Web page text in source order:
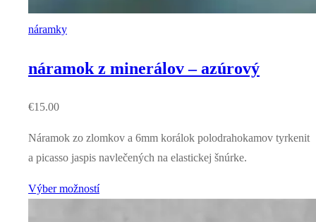
náramky
náramok z minerálov – azúrový
€15.00
Náramok zo zlomkov a 6mm korálok polodrahokamov tyrkenit
a picasso jaspis navlečených na elastickej šnúrke.
Výber možností